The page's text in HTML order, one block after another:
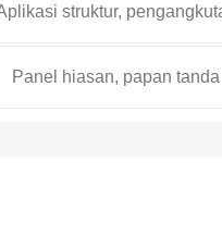
struktur,
Panel hiasan, papan tanda